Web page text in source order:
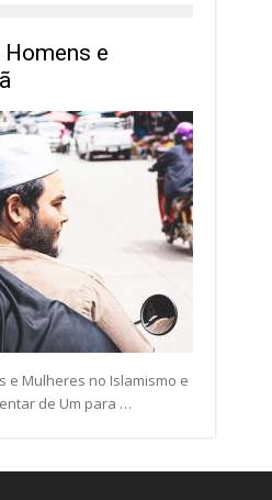
e
e Mulheres no Islamismo e
de Um para …